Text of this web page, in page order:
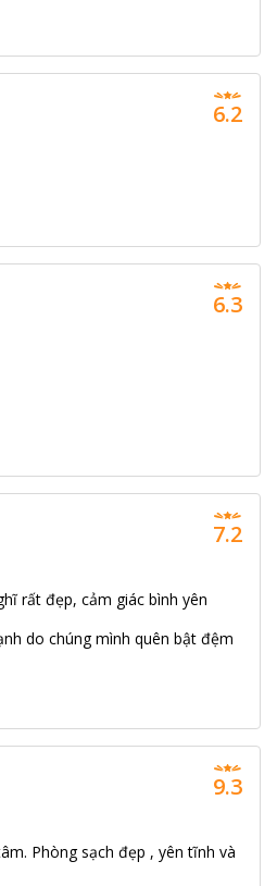
6.2
6.3
rất đẹp, cảm giác bình yên
do chúng mình quên bật đệm
7.2
Phòng sạch đẹp , yên tĩnh và
9.3